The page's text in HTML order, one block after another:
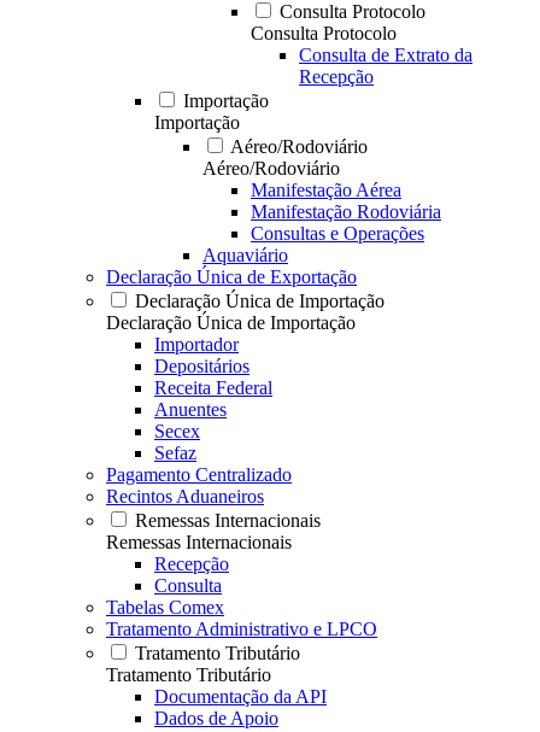
Consulta Protocolo
Consulta Protocolo
Consulta de Extrato da
Recepção
Importação
Importação
Aéreo/Rodoviário
Aéreo/Rodoviário
Manifestação Aérea
Manifestação Rodoviária
Consultas e Operações
Aquaviário
Declaração Única de Exportação
Declaração Única de Importação
Declaração Única de Importação
Importador
Depositários
Receita Federal
Anuentes
Secex
Sefaz
Pagamento Centralizado
Recintos Aduaneiros
Remessas Internacionais
Remessas Internacionais
Recepção
Consulta
Tabelas Comex
Tratamento Administrativo e LPCO
Tratamento Tributário
Tratamento Tributário
Documentação da API
Dados de Apoio